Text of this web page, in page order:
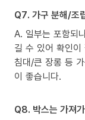
Q7. 가구 분해/조
A. 일부는 포함되
길 수 있어 확인이
침대/큰 장롱 등
이 좋습니다.
Q8. 박스는 가져